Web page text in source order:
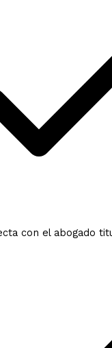
con el abogado